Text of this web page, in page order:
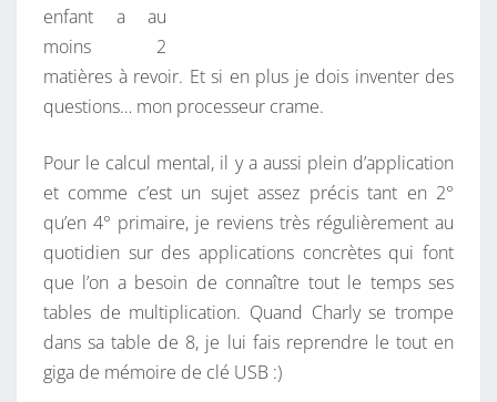
enfant a au
moins 2
matières à revoir. Et si en plus je dois inventer des
questions… mon processeur crame.
Pour le calcul mental, il y a aussi plein d’application
et comme c’est un sujet assez précis tant en 2°
qu’en 4° primaire, je reviens très régulièrement au
quotidien sur des applications concrètes qui font
que l’on a besoin de connaître tout le temps ses
tables de multiplication. Quand Charly se trompe
dans sa table de 8, je lui fais reprendre le tout en
giga de mémoire de clé USB :)